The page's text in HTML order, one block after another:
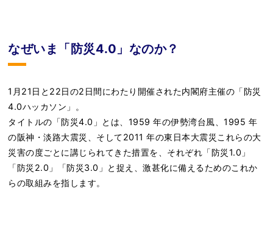
なぜいま「防災4.0」なのか？
1月21日と22日の2日間にわたり開催された内閣府主催の「防災
4.0ハッカソン」。
タイトルの「防災4.0」とは、1959 年の伊勢湾台風、1995 年
の阪神・淡路大震災、そして2011 年の東日本大震災これらの大
災害の度ごとに講じられてきた措置を、それぞれ「防災1.0」
「防災2.0」「防災3.0」と捉え、激甚化に備えるためのこれか
らの取組みを指します。